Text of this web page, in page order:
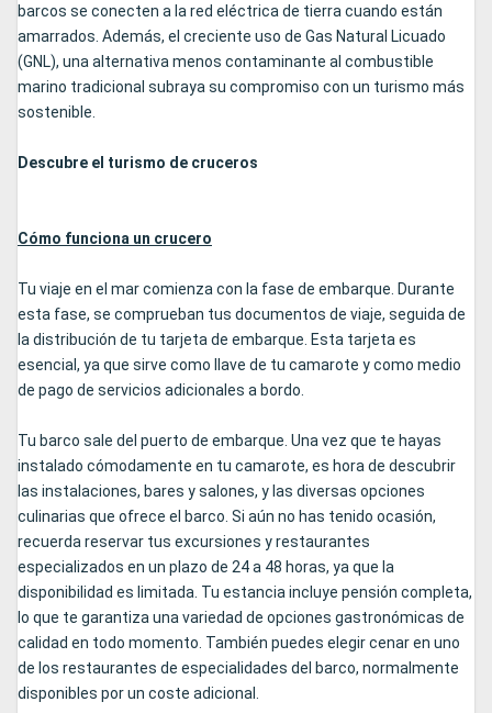
barcos se conecten a la red eléctrica de tierra cuando están
amarrados. Además, el creciente uso de Gas Natural Licuado
(GNL), una alternativa menos contaminante al combustible
marino tradicional subraya su compromiso con un turismo más
sostenible.
Descubre el turismo de cruceros
Cómo funciona un crucero
Tu viaje en el mar comienza con la fase de embarque. Durante
esta fase, se comprueban tus documentos de viaje, seguida de
la distribución de tu tarjeta de embarque. Esta tarjeta es
esencial, ya que sirve como llave de tu camarote y como medio
de pago de servicios adicionales a bordo.
Tu barco sale del puerto de embarque. Una vez que te hayas
instalado cómodamente en tu camarote, es hora de descubrir
las instalaciones, bares y salones, y las diversas opciones
culinarias que ofrece el barco. Si aún no has tenido ocasión,
recuerda reservar tus excursiones y restaurantes
especializados en un plazo de 24 a 48 horas, ya que la
disponibilidad es limitada. Tu estancia incluye pensión completa,
lo que te garantiza una variedad de opciones gastronómicas de
calidad en todo momento. También puedes elegir cenar en uno
de los restaurantes de especialidades del barco, normalmente
disponibles por un coste adicional.